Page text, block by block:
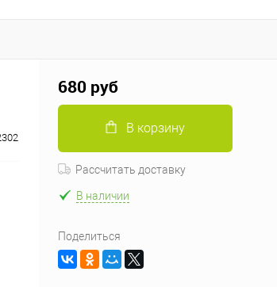
680 руб
В корзину
Рассчитать доставку
В наличии
Поделиться